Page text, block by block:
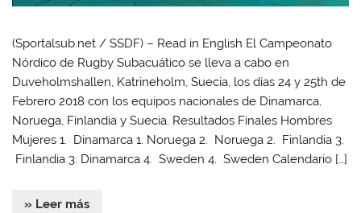
(Sportalsub.net / SSDF) – Read in English El Campeonato
Nórdico de Rugby Subacuático se lleva a cabo en
Duveholmshallen, Katrineholm, Suecia, los días 24 y 25th de
Febrero 2018 con los equipos nacionales de Dinamarca,
Noruega, Finlandia y Suecia. Resultados Finales Hombres
Mujeres 1. Dinamarca 1. Noruega 2. Noruega 2. Finlandia 3.
Finlandia 3. Dinamarca 4. Sweden 4. Sweden Calendario […]
» Leer más